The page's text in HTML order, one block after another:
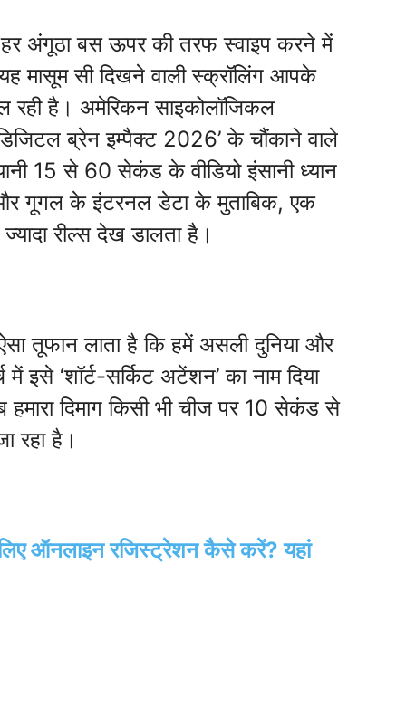
अंगूठा बस ऊपर की तरफ स्वाइप करने में
मासूम सी दिखने वाली स्क्रॉलिंग आपके
है। अमेरिकन साइकोलॉजिकल
ब्रेन इम्पैक्ट 2026’ के चौंकाने वाले
15 से 60 सेकंड के वीडियो इंसानी ध्यान
गूगल के इंटरनल डेटा के मुताबिक, एक
रील्स देख डालता है।
तूफान लाता है कि हमें असली दुनिया और
इसे ‘शॉर्ट-सर्किट अटेंशन’ का नाम दिया
दिमाग किसी भी चीज पर 10 सेकंड से
रहा है।
ऑनलाइन रजिस्ट्रेशन कैसे करें? यहां